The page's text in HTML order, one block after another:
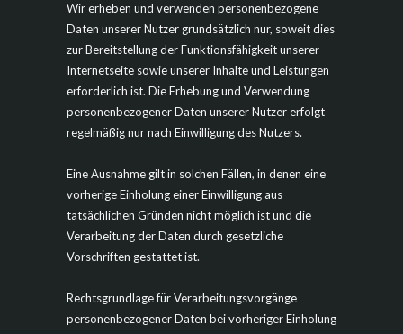
Wir erheben und verwenden personenbezogene
Daten unserer Nutzer grundsätzlich nur, soweit dies
zur Bereitstellung der Funktionsfähigkeit unserer
Internetseite sowie unserer Inhalte und Leistungen
erforderlich ist. Die Erhebung und Verwendung
personenbezogener Daten unserer Nutzer erfolgt
regelmäßig nur nach Einwilligung des Nutzers.
Eine Ausnahme gilt in solchen Fällen, in denen eine
vorherige Einholung einer Einwilligung aus
tatsächlichen Gründen nicht möglich ist und die
Verarbeitung der Daten durch gesetzliche
Vorschriften gestattet ist.
Rechtsgrundlage für Verarbeitungsvorgänge
personenbezogener Daten bei vorheriger Einholung